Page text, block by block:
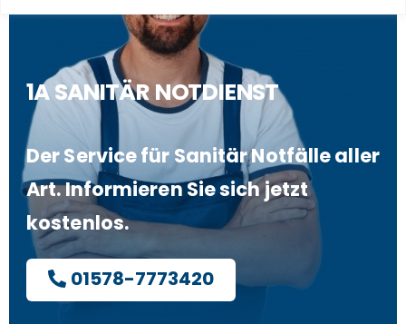
1A SANITÄR NOTDIENST
Der Service für Sanitär Notfälle aller
Art. Informieren Sie sich jetzt
kostenlos.
01578-7773420